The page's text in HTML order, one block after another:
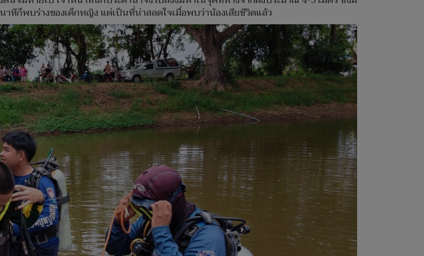
าทีก็พบร่างของเด็กหญิง แต่เป็นที่น่าสลดใจเมื่อพบว่าน้องเสียชีวิตแล้ว